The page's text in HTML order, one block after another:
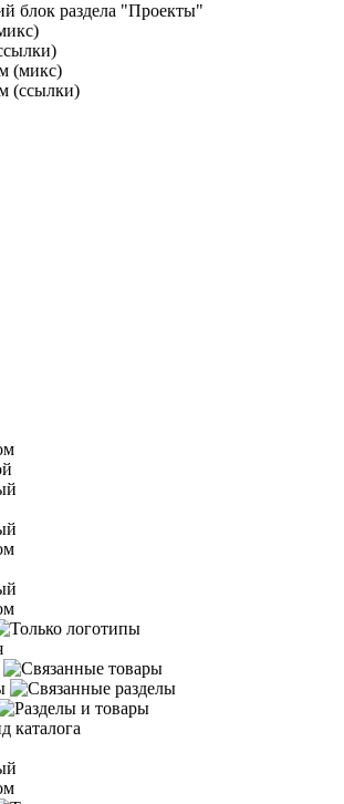
блок раздела "Проекты"
(микс)
(ссылки)